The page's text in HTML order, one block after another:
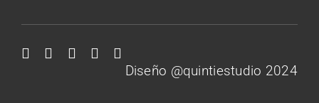
Diseño @quintiestudio 2024